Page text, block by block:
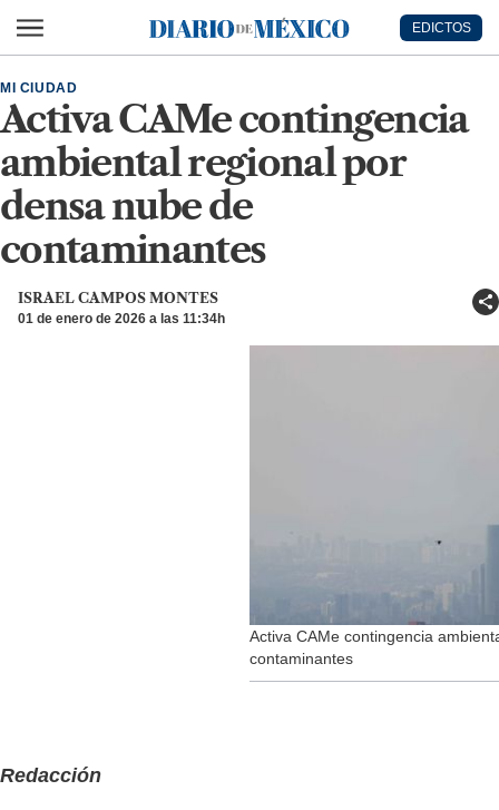
Diario de México
EDICTOS
Activa CAMe contingencia
ambiental regional por
densa nube de
contaminantes
MI CIUDAD
ISRAEL CAMPOS MONTES
01 de enero de 2026 a las 11:34h
Activa CAMe contingencia
contaminantes
Redacción